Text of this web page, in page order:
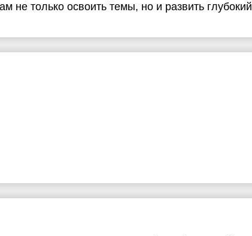
не только освоить темы, но и развить глубокий